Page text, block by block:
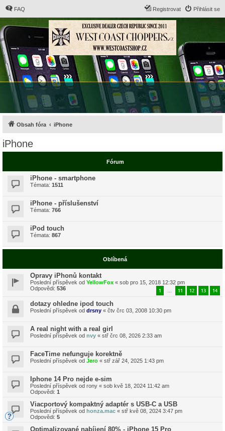
FAQ Přihlásit se
Registrovat
Obsah fóra iPhone
iPhone
Fórum
iPhone - smartphone
Témata: 1511
iPhone - příslušenství
Témata: 766
iPod touch
Témata: 867
Oblíbená
Opravy iPhonů kontakt
Poslední příspěvek od YellowFox « sob pro 15, 2018 12:32 pm
Odpovědi: 536 1 … 11 12 13 14
dotazy ohledne ipod touch
Poslední příspěvek od drsny « čtv črc 03, 2008 10:30 pm
A real night with a real girl
Poslední příspěvek od nvy « stř črc 08, 2026 2:33 am
FaceTime nefunguje korektně
Poslední příspěvek od Jero « stř zář 24, 2025 1:43 pm
Iphone 14 Pro nejde e-sim
Poslední příspěvek od rony « sob kvě 18, 2024 11:42 am
Odpovědi: 1
Viacportový kompaktný adaptér s USB-C a USB
Poslední příspěvek od honza.mac « stř kvě 08, 2024 3:47 pm
Odpovědi: 5
Optimalizované nabíjení 80% - iPhone 15 Pro